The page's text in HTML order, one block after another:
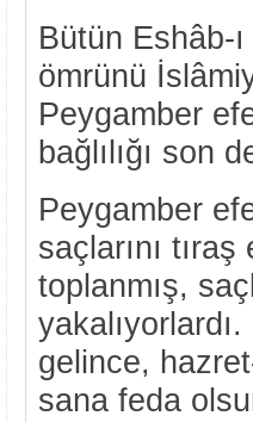
Bütün Eshâb-
ömrünü
Peygamber
bağlılığı son
Peygamber
saçlarını
toplanmış,
gelince,
sana feda